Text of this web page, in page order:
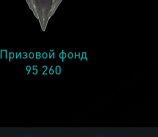
Призовой фонд
95 260